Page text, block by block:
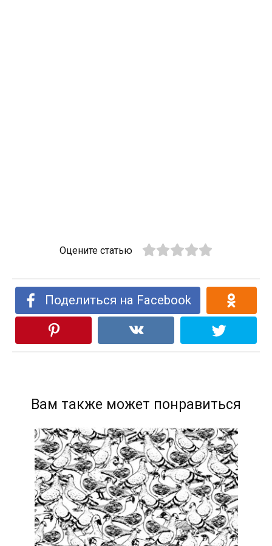
Оцените статью
Поделиться на Facebook
Вам также может понравиться